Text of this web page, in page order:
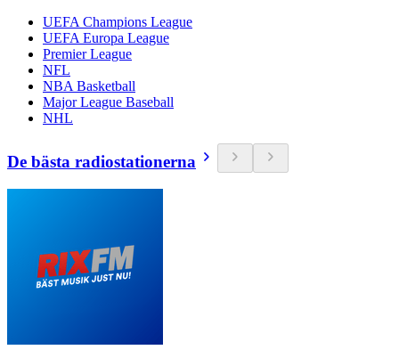
UEFA Champions League
UEFA Europa League
Premier League
NFL
NBA Basketball
Major League Baseball
NHL
De bästa radiostationerna